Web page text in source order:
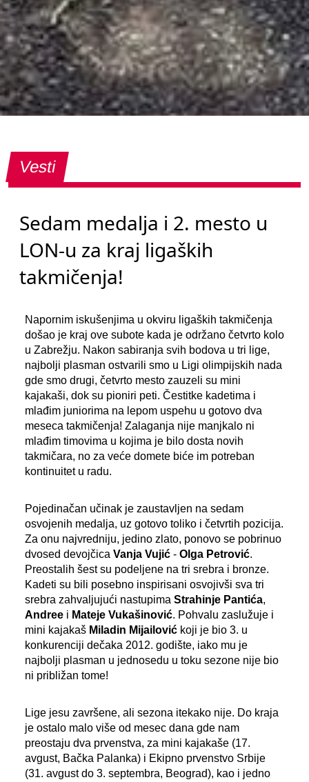
Vesti
Sedam medalja i 2. mesto u
LON-u za kraj ligaških
takmičenja!
Napornim iskušenjima u okviru ligaških takmičenja
došao je kraj ove subote kada je održano četvrto kolo
u Zabrežju. Nakon sabiranja svih bodova u tri lige,
najbolji plasman ostvarili smo u Ligi olimpijskih nada
gde smo drugi, četvrto mesto zauzeli su mini
kajakaši, dok su pioniri peti. Čestitke kadetima i
mlađim juniorima na lepom uspehu u gotovo dva
meseca takmičenja! Zalaganja nije manjkalo ni
mlađim timovima u kojima je bilo dosta novih
takmičara, no za veće domete biće im potreban
kontinuitet u radu.
Pojedinačan učinak je zaustavljen na sedam
osvojenih medalja, uz gotovo toliko i četvrtih pozicija.
Za onu najvredniju, jedino zlato, ponovo se pobrinuo
dvosed devojčica Vanja Vujić - Olga Petrović.
Preostalih šest su podeljene na tri srebra i bronze.
Kadeti su bili posebno inspirisani osvojivši sva tri
srebra zahvaljujući nastupima Strahinje Pantića,
Andree i Mateje Vukašinović. Pohvalu zaslužuje i
mini kajakaš Miladin Mijailović koji je bio 3. u
konkurenciji dečaka 2012. godište, iako mu je
najbolji plasman u jednosedu u toku sezone nije bio
ni približan tome!
Lige jesu završene, ali sezona itekako nije. Do kraja
je ostalo malo više od mesec dana gde nam
preostaju dva prvenstva, za mini kajakaše (17.
avgust, Bačka Palanka) i Ekipno prvenstvo Srbije
(31. avgust do 3. septembra, Beograd), kao i jedno